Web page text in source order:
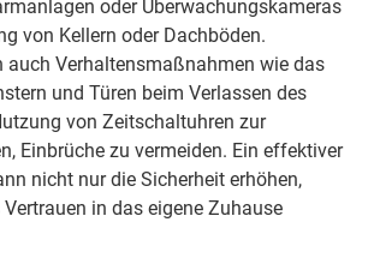
oder Überwachungskameras
von Kellern oder Dachböden.
auch Verhaltensmaßnahmen wie das
und Türen beim Verlassen des
von Zeitschaltuhren zur
Einbrüche zu vermeiden. Ein effektiver
nicht nur die Sicherheit erhöhen,
in das eigene Zuhause